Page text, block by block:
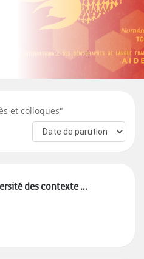
et colloques"
des contexte ...